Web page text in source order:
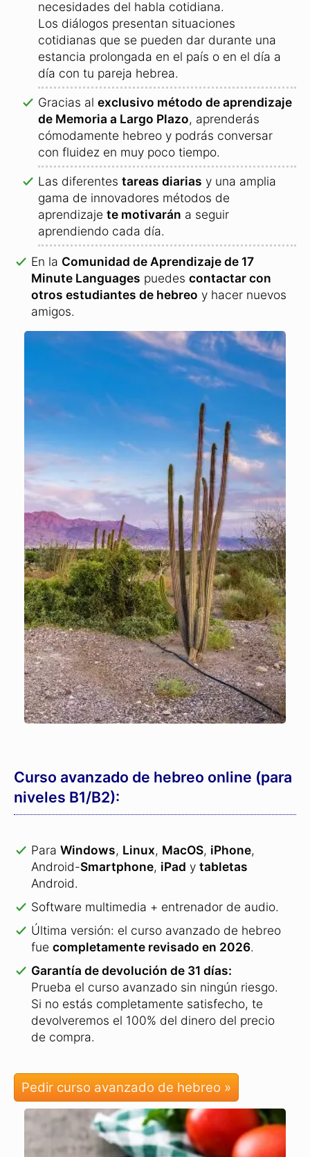
Las palabras están ordenadas por temas para
facilitar su memorización.
Aprende ahablar hebreo con fluidez
42 nuevos textos de diálogo basados en las
necesidades del habla cotidiana.
Los diálogos presentan situaciones
cotidianas que se pueden dar durante una
estancia prolongada en el país o en el día a
día con tu pareja hebrea.
Gracias alexclusivo método de aprendizaje
de Memoria a Largo Plazo, aprenderás
cómodamente hebreo y podrás conversar
con fluidez en muy poco tiempo.
Las diferentestareas diariasy una amplia
gama de innovadores métodos de
aprendizajete motivarána seguir
aprendiendo cada día.
En laComunidad de Aprendizaje de 17
Minute Languagespuedescontactar con
otros estudiantes de hebreoy hacer nuevos
amigos.
Curso avanzado de hebreo online (para
niveles B1/B2):
ParaWindows ,Linux, MacOS,iPhone,
Android-Smartphone,iPady tabletas
Android.
Software multimedia + entrenador de audio.
Última versión: el curso avanzado de hebreo
fuecompletamente revisado en 2026.
Garantía de devolución de 31 días:
Si no estás completamente satisfecho, te
devolveremos el 100% del dinero del precio
de compra.